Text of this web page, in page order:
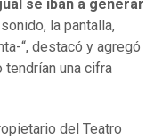
se iban a generar
la pantalla,
“, destacó y agregó
tendrían una cifra
del Teatro